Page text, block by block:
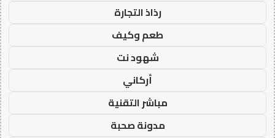
رذاذ التجارة
طعم وكيف
شهود نت
أركاني
مباشر التقنية
مدونة صحبة